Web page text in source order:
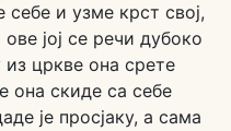
и узме крст свој,
јој се речи дубоко
цркве она срете
она скиде са себе
је просјаку, a caма